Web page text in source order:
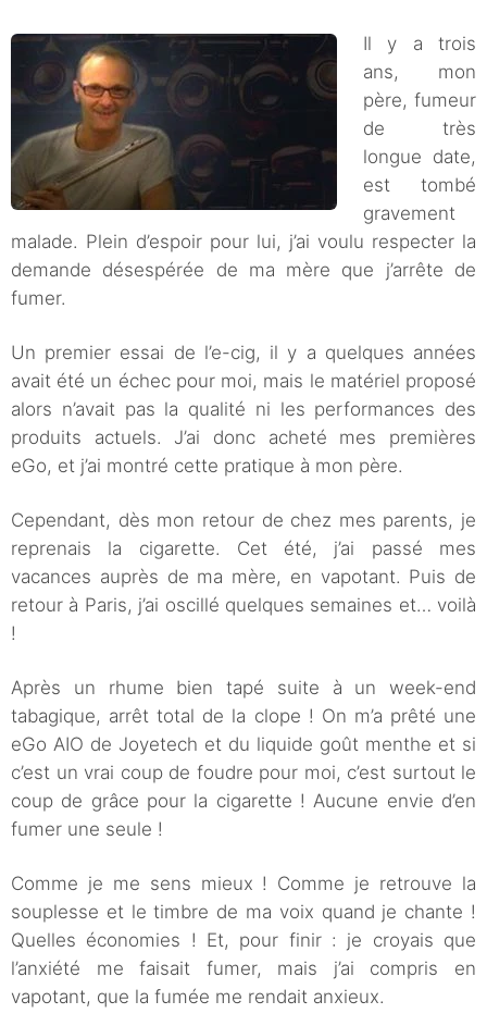
Il y a trois
ans, mon
père, fumeur
de très
longue date,
est tombé
gravement
malade. Plein d’espoir pour lui, j’ai voulu respecter la
demande désespérée de ma mère que j’arrête de
fumer.
Un premier essai de l’e-cig, il y a quelques années
avait été un échec pour moi, mais le matériel proposé
alors n’avait pas la qualité ni les performances des
produits actuels. J’ai donc acheté mes premières
eGo, et j’ai montré cette pratique à mon père.
Cependant, dès mon retour de chez mes parents, je
reprenais la cigarette. Cet été, j’ai passé mes
vacances auprès de ma mère, en vapotant. Puis de
retour à Paris, j’ai oscillé quelques semaines et… voilà
!
Après un rhume bien tapé suite à un week-end
tabagique, arrêt total de la clope ! On m’a prêté une
eGo AIO de Joyetech et du liquide goût menthe et si
c’est un vrai coup de foudre pour moi, c’est surtout le
coup de grâce pour la cigarette ! Aucune envie d’en
fumer une seule !
Comme je me sens mieux ! Comme je retrouve la
souplesse et le timbre de ma voix quand je chante !
Quelles économies ! Et, pour finir : je croyais que
l’anxiété me faisait fumer, mais j’ai compris en
vapotant, que la fumée me rendait anxieux.